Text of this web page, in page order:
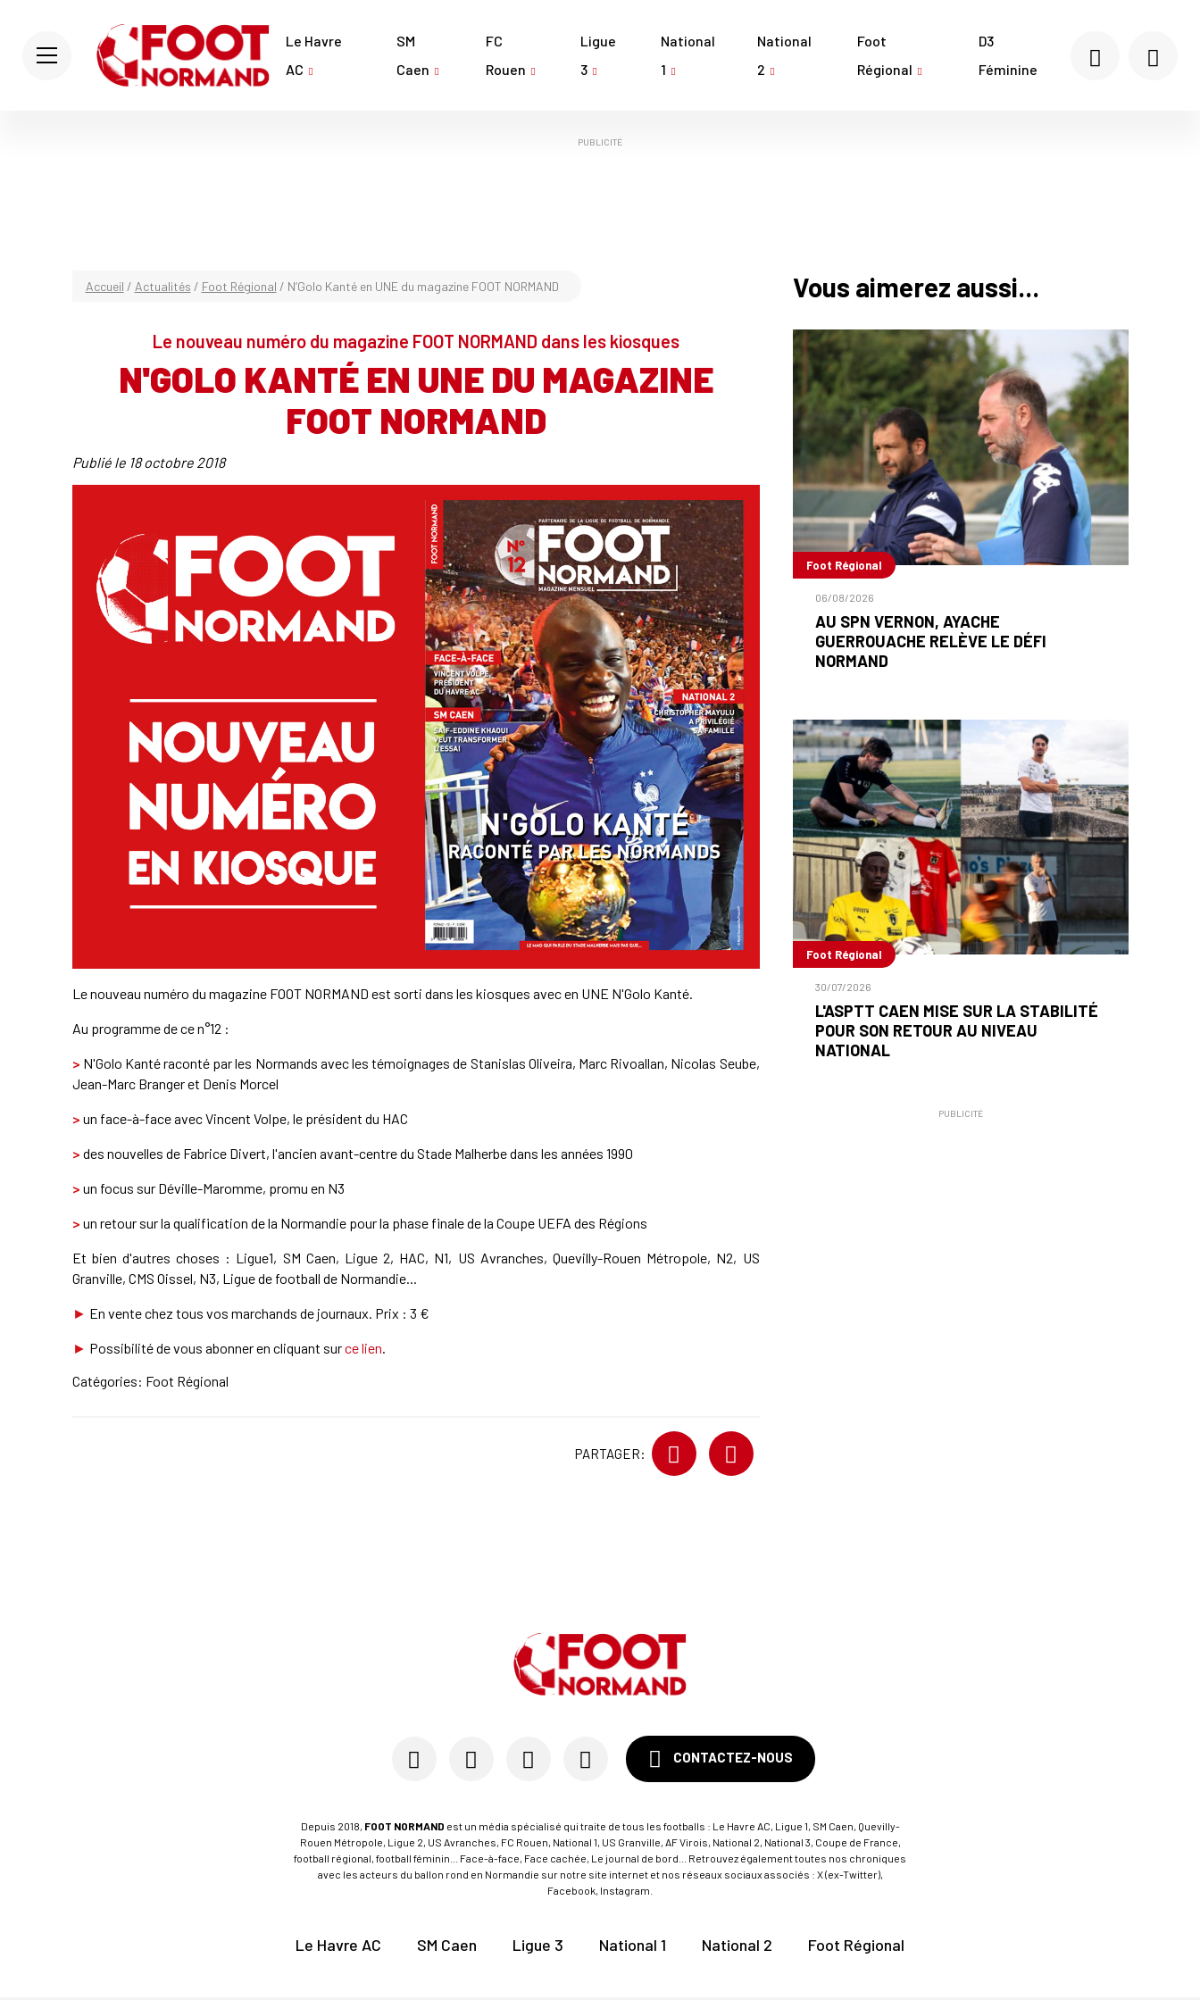
Le Havre
AC
SM
Caen
FC
Rouen
Ligue
3
National
1
National
2
Foot
Régional
D3
Féminine
PUBLICITÉ
Accueil / Actualités / Foot Régional / N’Golo Kanté en UNE du magazine FOOT NORMAND
Le nouveau numéro du magazine FOOT NORMAND dans les kiosques
N'GOLO KANTÉ EN UNE DU MAGAZINE
FOOT NORMAND
Publié le 18 octobre 2018
Le nouveau numéro du magazine FOOT NORMAND est sorti dans les kiosques avec en UNE N'Golo Kanté.
Au programme de ce n°12 :
> N'Golo Kanté raconté par les Normands avec les témoignages de Stanislas Oliveira, Marc Rivoallan, Nicolas Seube,
Jean-Marc Branger et Denis Morcel
> un face-à-face avec Vincent Volpe, le président du HAC
> des nouvelles de Fabrice Divert, l'ancien avant-centre du Stade Malherbe dans les années 1990
> un focus sur Déville-Maromme, promu en N3
> un retour sur la qualification de la Normandie pour la phase finale de la Coupe UEFA des Régions
Et bien d'autres choses : Ligue1, SM Caen, Ligue 2, HAC, N1, US Avranches, Quevilly-Rouen Métropole, N2, US
Granville, CMS Oissel, N3, Ligue de football de Normandie...
► En vente chez tous vos marchands de journaux. Prix : 3 €
► Possibilité de vous abonner en cliquant surce lien.
Catégories: Foot Régional
PARTAGER:
Vous aimerez aussi...
Foot Régional
06/08/2026
AU SPN VERNON, AYACHE
GUERROUACHE RELÈVE LE DÉFI
NORMAND
Foot Régional
30/07/2026
L'ASPTT CAEN MISE SUR LA STABILITÉ
POUR SON RETOUR AU NIVEAU
NATIONAL
PUBLICITÉ
CONTACTEZ-NOUS
Depuis 2018, FOOT NORMAND est un média spécialisé qui traite de tous les footballs : Le Havre AC, Ligue 1, SM Caen, Quevilly-
Rouen Métropole, Ligue 2, US Avranches, FC Rouen, National 1, US Granville, AF Virois, National 2, National 3, Coupe de France,
football régional, football féminin... Face-à-face, Face cachée, Le journal de bord... Retrouvez également toutes nos chroniques
avec les acteurs du ballon rond en Normandie sur notre site internet et nos réseaux sociaux associés : X (ex-Twitter),
Facebook, Instagram.
Le Havre AC SM Caen Ligue 3 National 1 National 2 Foot Régional